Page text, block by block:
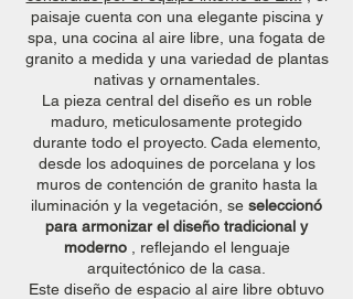
paisaje cuenta con una elegante piscina y
spa, una cocina al aire libre, una fogata de
granito a medida y una variedad de plantas
nativas y ornamentales.
La pieza central del diseño es un roble
maduro, meticulosamente protegido
durante todo el proyecto. Cada elemento,
desde los adoquines de porcelana y los
muros de contención de granito hasta la
iluminación y la vegetación, se seleccionó
para armonizar el diseño tradicional y
moderno, reflejando el lenguaje
arquitectónico de la casa.
Este diseño de espacio al aire libre obtuvo